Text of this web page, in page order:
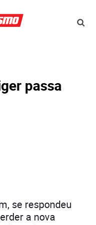
passa
se respondeu
a nova